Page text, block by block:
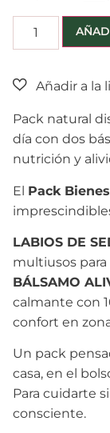
Pack natural
día con dos
nutrición y
El Pack
LABIOS DE
multiusos para
BÁLSAMO
calmante con
confort en
Un pack
casa, en el
Para cuidarte
consciente.